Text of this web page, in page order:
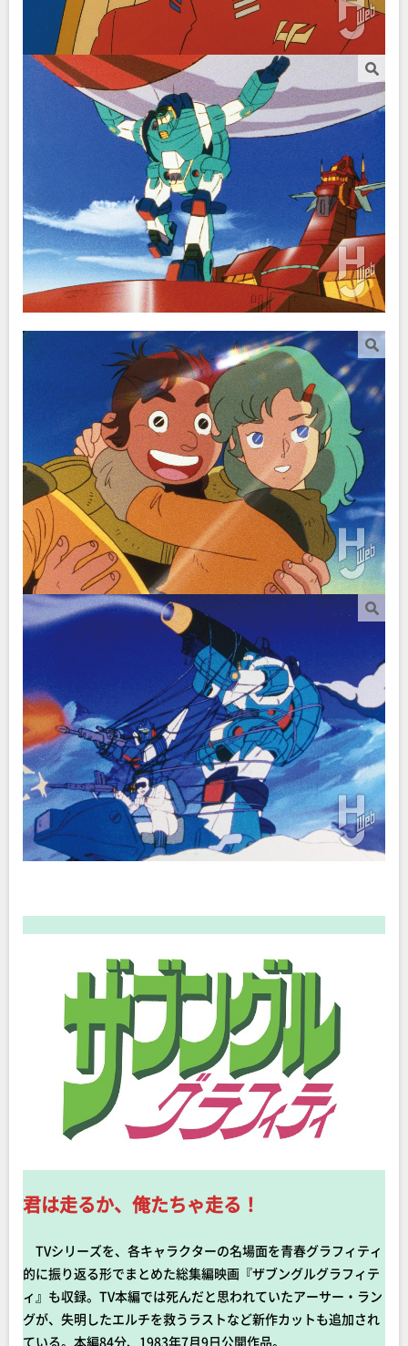
君は走るか、俺たちゃ走る！
TVシリーズを、各キャラクターの名場面を青春グラフィティ
的に振り返る形でまとめた総集編映画『ザブングルグラフィテ
ィ』も収録。TV本編では死んだと思われていたアーサー・ラン
グが、失明したエルチを救うラストなど新作カットも追加され
ている。本編84分、1983年7月9日公開作品。